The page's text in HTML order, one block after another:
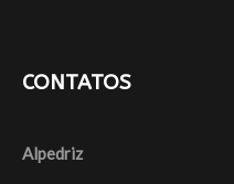
CONTATOS
Alpedriz